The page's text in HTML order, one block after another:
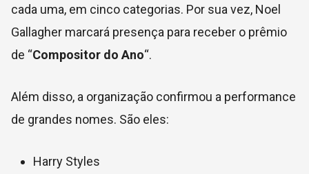
cada uma, em cinco categorias. Por sua vez, Noel
Gallagher marcará presença para receber o prêmio
de “Compositor do Ano“.
Além disso, a organização confirmou a performance
de grandes nomes. São eles:
Harry Styles